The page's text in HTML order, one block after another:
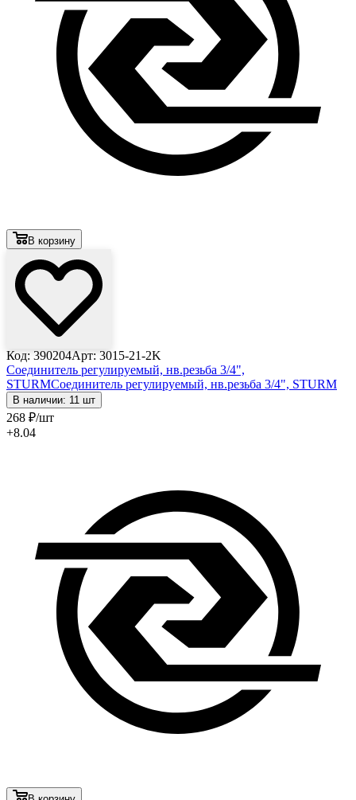
В корзину
Код: 390204Арт: 3015-21-2K
Соединитель регулируемый, нв.резьба 3/4",
STURMСоединитель регулируемый, нв.резьба 3/4", STURM
В наличии: 11 шт
268 ₽/шт
+8.04